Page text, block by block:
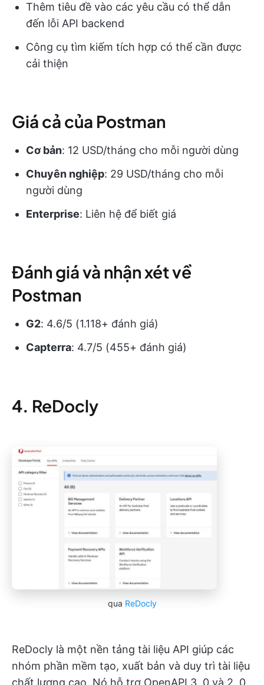
Thêm tiêu đề vào các yêu cầu có thể dẫn
đến lỗi API backend
Công cụ tìm kiếm tích hợp có thể cần được
cải thiện
Giá cả của Postman
Cơ bản: 12 USD/tháng cho mỗi người dùng
Chuyên nghiệp: 29 USD/tháng cho mỗi
người dùng
Enterprise: Liên hệ để biết giá
Đánh giá và nhận xét về
Postman
G2: 4.6/5 (1.118+ đánh giá)
Capterra: 4.7/5 (455+ đánh giá)
4. ReDocly
qua ReDocly
ReDocly là một nền tảng tài liệu API giúp các
nhóm phần mềm tạo, xuất bản và duy trì tài liệu
chất lượng cao. Nó hỗ trợ OpenAPI 3. 0 và 2. 0